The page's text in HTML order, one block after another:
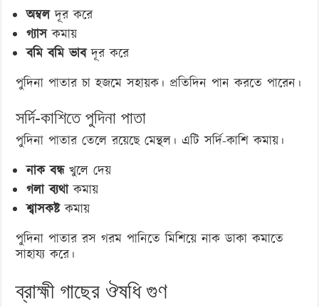
অম্বলদূর করে
গ্যাসকমায়
বমি বমি ভাবদূর করে
পুদিনা পাতার চা হজমে সহায়ক। প্রতিদিন পান করতে পারেন।
সর্দি-কাশিতে পুদিনা পাতা
পুদিনা পাতার তেলে রয়েছে মেন্থল। এটি সর্দি-কাশি কমায়।
নাক বন্ধখুলে দেয়
গলা ব্যথাকমায়
শ্বাসকষ্টকমায়
পুদিনা পাতার রস গরম পানিতে মিশিয়ে নাক ডাকা কমাতে
সাহায্য করে।
ব্রাহ্মী গাছের ঔষধি গুণ